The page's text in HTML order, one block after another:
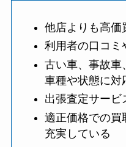
他店よりも高価
利用者の口コミ
古い車、事故車
車種や状態に対
出張査定サービ
適正価格での買
充実している